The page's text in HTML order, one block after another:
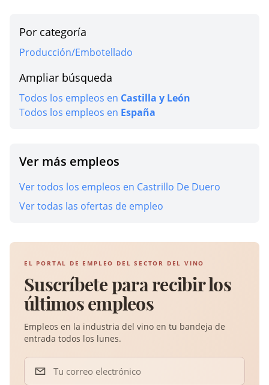
Por categoría
Producción/Embotellado
Ampliar búsqueda
Todos los empleos en Castilla y León
Todos los empleos en España
Ver más empleos
Ver todos los empleos en Castrillo De Duero
Ver todas las ofertas de empleo
EL PORTAL DE EMPLEO DEL SECTOR DEL VINO
Suscríbete para recibir los
últimos empleos
Empleos en la industria del vino en tu bandeja de
entrada todos los lunes.
Tu correo electrónico